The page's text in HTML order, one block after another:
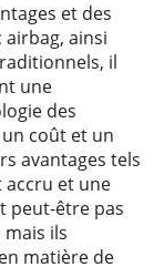
et des
airbag, ainsi
il
une
des
un coût et un
avantages tels
accru et une
peut-être pas
ils
matière de